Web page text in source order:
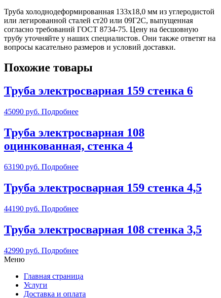
Труба холоднодеформированная 133х18,0 мм из углеродистой
или легированной сталей ст20 или 09Г2С, выпущенная
согласно требований ГОСТ 8734-75. Цену на бесшовную
трубу уточняйте у наших специалистов. Они также ответят на
вопросы касательно размеров и условий доставки.
Похожие товары
Труба электросварная 159 стенка 6
45090 руб. Подробнее
Труба электросварная 108
оцинкованная, стенка 4
63190 руб. Подробнее
Труба электросварная 159 стенка 4,5
44190 руб. Подробнее
Труба электросварная 108 стенка 3,5
42990 руб. Подробнее
Меню
Главная страница
Услуги
Доставка и оплата